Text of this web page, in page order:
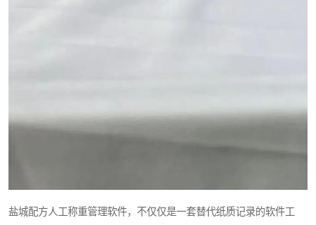
盐城配方人工称重管理软件，不仅仅是一套替代纸质记录的软件工